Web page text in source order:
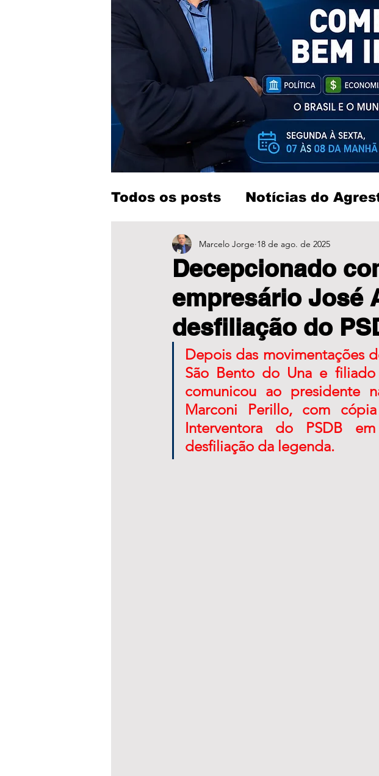
Todos os posts Notícias do
Entretenimento
Decepcionado
empresário José
desfiliação do
Marcelo Jorge 18 de ago. de 2025
Depois das movimentações
São Bento do Una e
comunicou ao presidente
Marconi Perillo, com
Interventora do PSDB
desfiliação da legenda.